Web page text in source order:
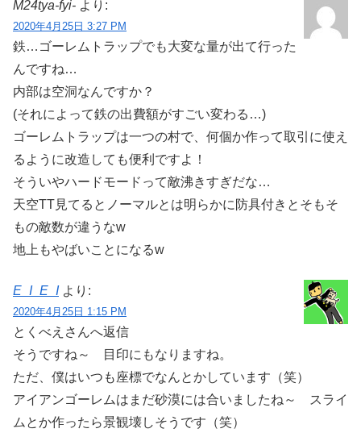
M24tya-fyi- より:
2020年4月25日 3:27 PM
鉄…ゴーレムトラップでも大変な量が出て行った
んですね…
内部は空洞なんですか？
(それによって鉄の出費額がすごい変わる…)
ゴーレムトラップは一つの村で、何個か作って取引に使え
るように改造しても便利ですよ！
そういやハードモードって敵沸きすぎだな…
天空TT見てるとノーマルとは明らかに防具付きとそもそ
もの敵数が違うなw
地上もやばいことになるw
E_I_E_I より:
2020年4月25日 1:15 PM
とくべえさんへ返信
そうですね～ 目印にもなりますね。
ただ、僕はいつも座標でなんとかしています（笑）
アイアンゴーレムはまだ砂漠には合いましたね～ スライ
ムとか作ったら景観壊しそうです（笑）